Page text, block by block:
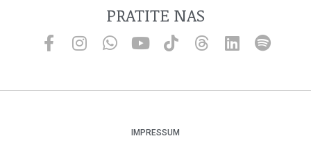
PRATITE NAS
IMPRESSUM